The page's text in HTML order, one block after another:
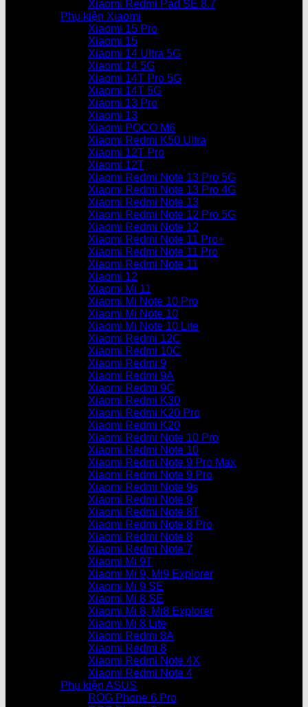
Xiaomi Redmi Pad SE 8.7
Phụ kiện Xiaomi
Xiaomi 15 Pro
Xiaomi 15
Xiaomi 14 Ultra 5G
Xiaomi 14 5G
Xiaomi 14T Pro 5G
Xiaomi 14T 5G
Xiaomi 13 Pro
Xiaomi 13
Xiaomi POCO M6
Xiaomi Redmi K50 Ultra
Xiaomi 12T Pro
Xiaomi 12T
Xiaomi Redmi Note 13 Pro 5G
Xiaomi Redmi Note 13 Pro 4G
Xiaomi Redmi Note 13
Xiaomi Redmi Note 12 Pro 5G
Xiaomi Redmi Note 12
Xiaomi Redmi Note 11 Pro+
Xiaomi Redmi Note 11 Pro
Xiaomi Redmi Note 11
Xiaomi 12
Xiaomi Mi 11
Xiaomi Mi Note 10 Pro
Xiaomi Mi Note 10
Xiaomi Mi Note 10 Lite
Xiaomi Redmi 12C
Xiaomi Redmi 10C
Xiaomi Redmi 9
Xiaomi Redmi 9A
Xiaomi Redmi 9C
Xiaomi Redmi K30
Xiaomi Redmi K20 Pro
Xiaomi Redmi K20
Xiaomi Redmi Note 10 Pro
Xiaomi Redmi Note 10
Xiaomi Redmi Note 9 Pro Max
Xiaomi Redmi Note 9 Pro
Xiaomi Redmi Note 9s
Xiaomi Redmi Note 9
Xiaomi Redmi Note 8T
Xiaomi Redmi Note 8 Pro
Xiaomi Redmi Note 8
Xiaomi Redmi Note 7
Xiaomi Mi 9T
Xiaomi Mi 9, Mi9 Explorer
Xiaomi Mi 9 SE
Xiaomi Mi 8 SE
Xiaomi Mi 8, Mi8 Explorer
Xiaomi Mi 8 Lite
Xiaomi Redmi 8A
Xiaomi Redmi 8
Xiaomi Redmi Note 4X
Xiaomi Redmi Note 4
Phụ kiện ASUS
ROG Phone 6 Pro